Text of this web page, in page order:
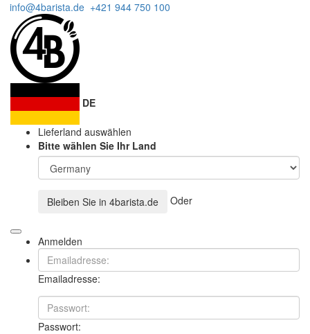
info@4barista.de +421 944 750 100
DE
Lieferland auswählen
Bitte wählen Sie Ihr Land
Bleiben Sie in 4barista.de Oder
Anmelden
Emailadresse:
Passwort: